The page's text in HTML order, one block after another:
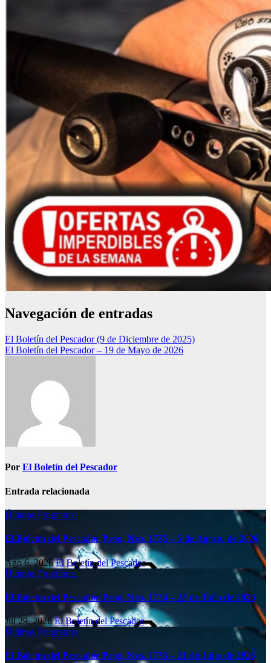
Navegación de entradas
El Boletín del Pescador (9 de Diciembre de 2025)
El Boletín del Pescador – 19 de Mayo de 2026
Por El Boletín del Pescador
Entrada relacionada
Últimos Programas
El Boletín del Pescador Prog. Nro. 1735 – 5 de Agosto de 2026
Ago 6, 2026El Boletín del Pescador
Últimos Programas
El Boletín del Pescador Prog. Nro. 1734 – 28 de Julio de 2026
Jul 29, 2026El Boletín del Pescador
Últimos Programas
El Boletín del Pescador Prog. Nro. 1733 – 21 de Julio de 2026